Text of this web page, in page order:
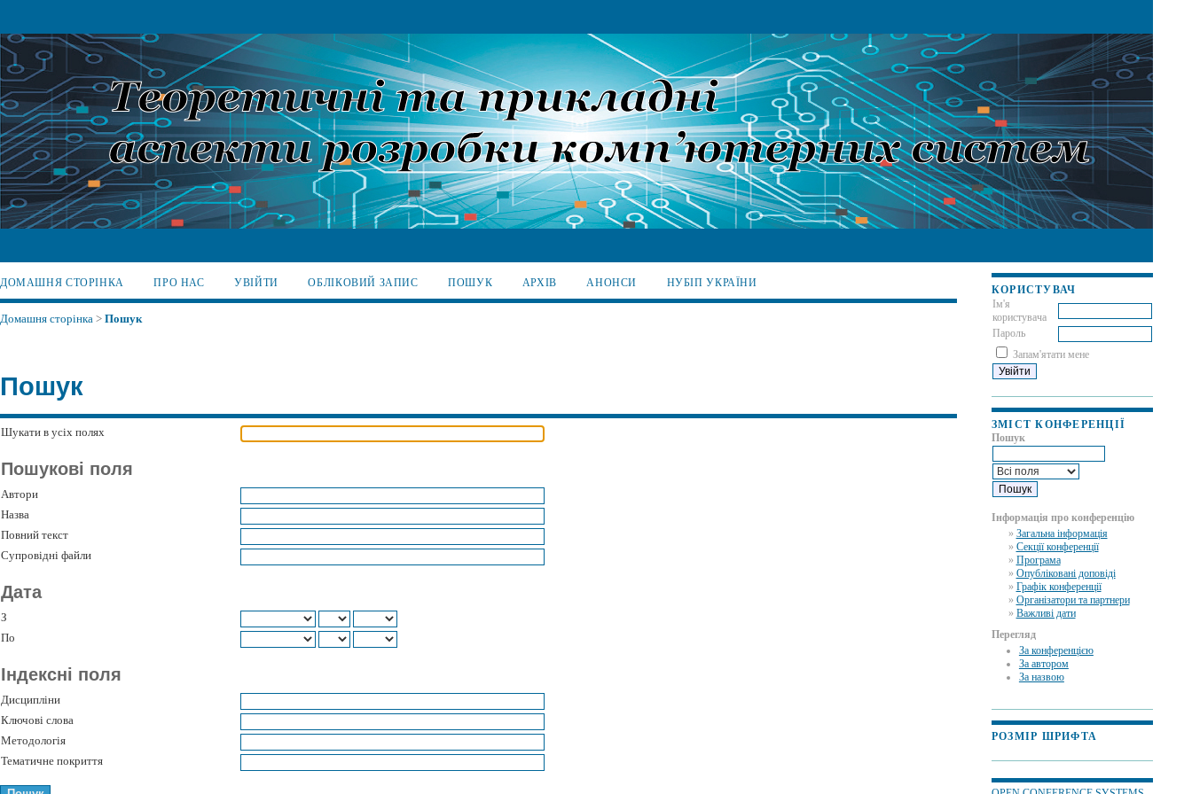
КОРИСТУВАЧ
Ім'я
користувача
Пароль
Запам'ятати мене
ЗМІСТ КОНФЕРЕНЦІЇ
Пошук
Інформація про конференцію
» Загальна інформація
» Секції конференції
» Програма
» Опубліковані доповіді
» Графік конференції
» Організатори та партнери
» Важливі дати
Перегляд
За конференцією
За автором
За назвою
РОЗМІР ШРИФТА
ДОМАШНЯ СТОРІНКА ПРО НАС УВІЙТИ ОБЛІКОВИЙ ЗАПИС ПОШУК АРХІВ АНОНСИ НУБІП УКРАЇНИ
Домашня сторінка > Пошук
Пошук
Шукати в усіх полях
Пошукові поля
Автори
Назва
Повний текст
Супровідні файли
Дата
З
По
Індексні поля
Дисципліни
Ключові слова
Методологія
Тематичне покриття